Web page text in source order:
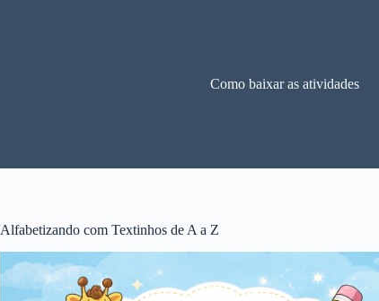
Como baixar as atividades
Alfabetizando com Textinhos de A a Z